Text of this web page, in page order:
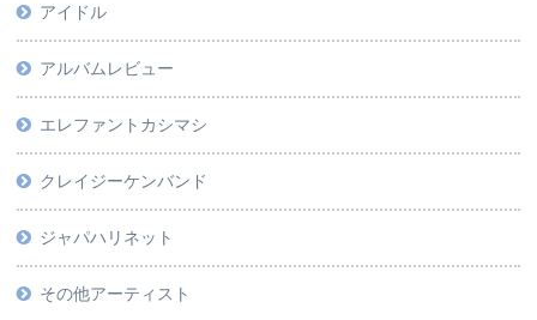
アイドル
アルバムレビュー
エレファントカシマシ
クレイジーケンバンド
ジャパハリネット
その他アーティスト